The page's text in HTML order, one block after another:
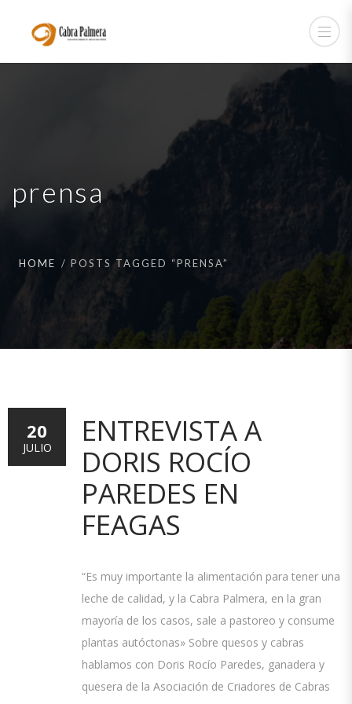
prensa
HOME POSTS TAGGED “PRENSA”
ENTREVISTA A
DORIS ROCÍO
PAREDES EN
FEAGAS
“Es muy importante la alimentación para tener una
leche de calidad, y la Cabra Palmera, en la gran
mayoría de los casos, sale a pastoreo y consume
plantas autóctonas» Sobre quesos y cabras
hablamos con Doris Rocío Paredes, ganadera y
quesera de la Asociación de Criadores de Cabras
20
JULIO